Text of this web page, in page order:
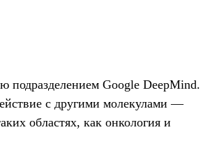
подразделением Google DeepMind.
с другими молекулами —
областях, как онкология и